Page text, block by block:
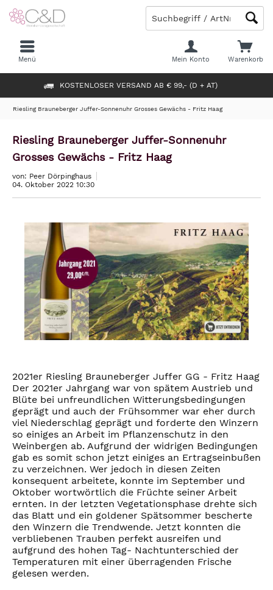
KOSTENLOSER VERSAND AB € 99,- (D + AT)
Warenkorb
Mein Konto
Menü
Riesling Brauneberger Juffer-Sonnenuhr Grosses Gewächs - Fritz Haag
Riesling Brauneberger Juffer-Sonnenuhr
Grosses Gewächs - Fritz Haag
von: Peer Dörpinghaus
04. Oktober 2022 10:30
2021er Riesling Brauneberger Juffer GG - Fritz Haag
Der 2021er Jahrgang war von spätem Austrieb und
Blüte bei unfreundlichen Witterungsbedingungen
geprägt und auch der Frühsommer war eher durch
viel Niederschlag geprägt und forderte den Winzern
so einiges an Arbeit im Pflanzenschutz in den
Weinbergen ab. Aufgrund der widrigen Bedingungen
gab es somit schon jetzt einiges an Ertragseinbußen
zu verzeichnen. Wer jedoch in diesen Zeiten
konsequent arbeitete, konnte im September und
Oktober wortwörtlich die Früchte seiner Arbeit
ernten. In der letzten Vegetationsphase drehte sich
das Blatt und ein goldener Spätsommer bescherte
den Winzern die Trendwende. Jetzt konnten die
verbliebenen Trauben perfekt ausreifen und
aufgrund des hohen Tag- Nachtunterschied der
Temperaturen mit einer überragenden Frische
gelesen werden.